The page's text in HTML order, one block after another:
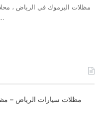
مظلات اليرموك في الرياض ،
الرياض ، إذا كنت تبحث عن أفضل شركات…
مظلات سيارات الرياض –